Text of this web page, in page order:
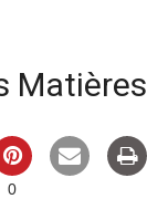
Matières
0